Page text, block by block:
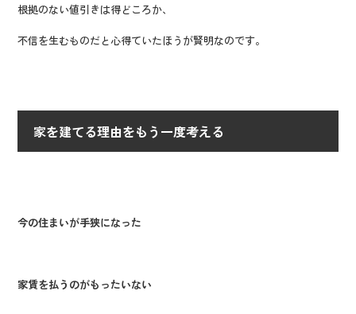
根拠のない値引きは得どころか、
不信を生むものだと心得ていたほうが賢明なのです。
家を建てる理由をもう一度考える
今の住まいが手狭になった
家賃を払うのがもったいない